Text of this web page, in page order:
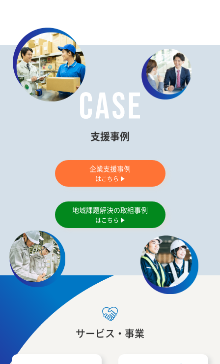
支援事例
企業支援事例
はこちら
地域課題解決の取組事例
はこちら
サービス・事業